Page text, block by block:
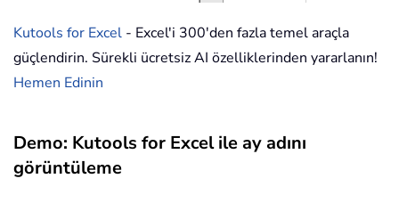
Kutools for Excel - Excel'i 300'den fazla temel araçla
güçlendirin. Sürekli ücretsiz AI özelliklerinden yararlanın!
Hemen Edinin
Demo: Kutools for Excel ile ay adını
görüntüleme